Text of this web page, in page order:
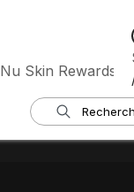
Nu Skin Rewards